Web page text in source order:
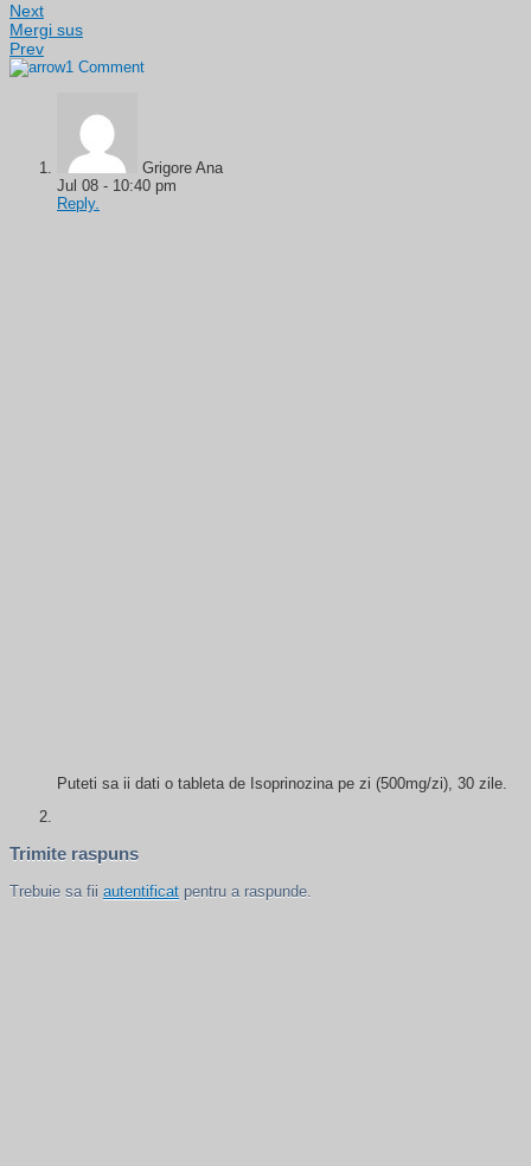
Next
Mergi sus
Prev
1 Comment
Grigore Ana
Jul 08 - 10:40 pm
Reply.
Puteti sa ii dati o tableta de Isoprinozina pe zi (500mg/zi), 30 zile.
Trimite raspuns
Trebuie sa fii autentificat pentru a raspunde.